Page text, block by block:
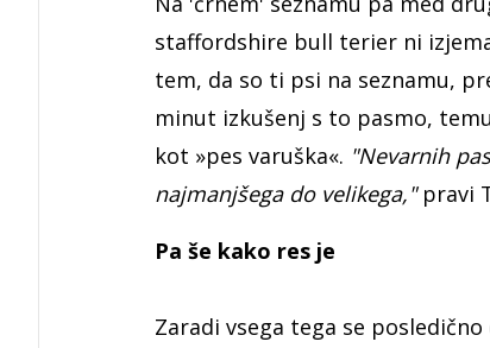
staffordshire bull terier ni
tem, da so ti psi na seznamu,
minut izkušenj s to pasmo,
kot »pes varuška«. "Nevarnih
najmanjšega do velikega," pravi
Pa še kako res je
Zaradi vsega tega se